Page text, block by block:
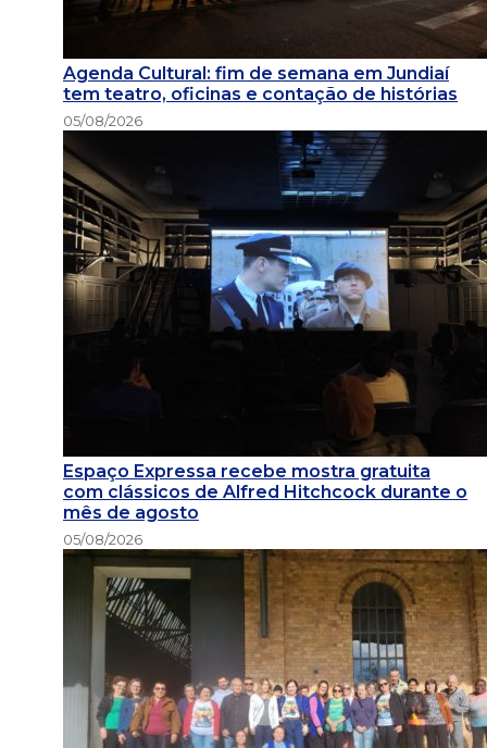
Agenda Cultural: fim de semana em Jundiaí
tem teatro, oficinas e contação de histórias
05/08/2026
Espaço Expressa recebe mostra gratuita
com clássicos de Alfred Hitchcock durante o
mês de agosto
05/08/2026